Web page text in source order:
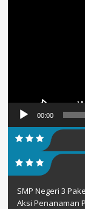
00:00
SMP Negeri 3
Aksi Penanaman